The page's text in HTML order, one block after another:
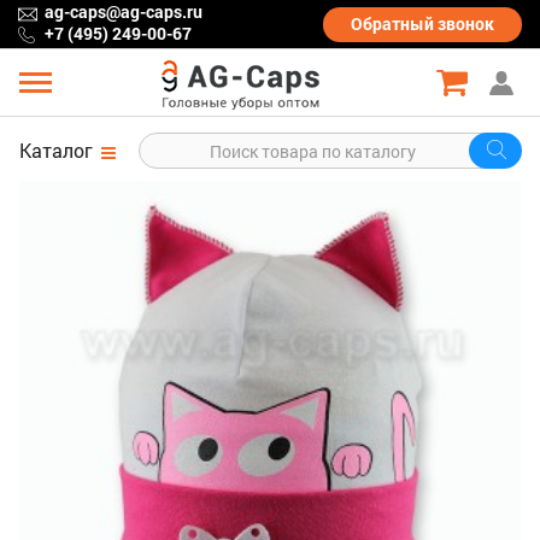
ag-caps@ag-caps.ru
+7 (495) 249-00-67
Обратныйзвонок
Каталог